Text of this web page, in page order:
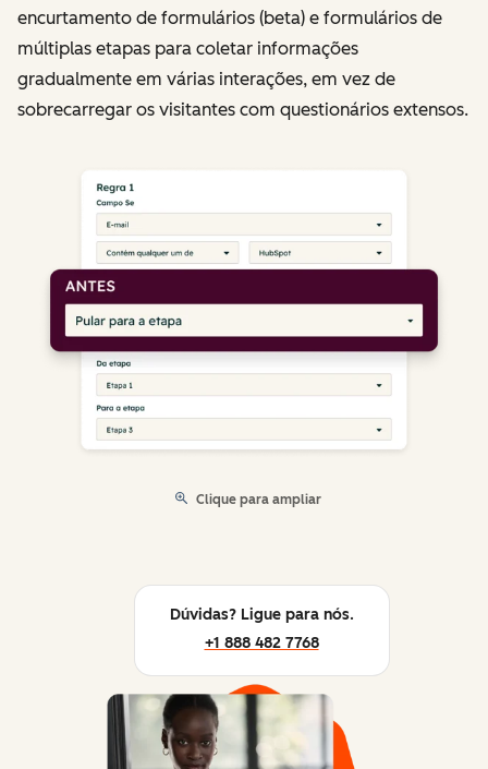
encurtamento de formulários (beta) e formulários de
múltiplas etapas para coletar informações
gradualmente em várias interações, em vez de
sobrecarregar os visitantes com questionários extensos.
Clique para ampliar
Dúvidas? Ligue para nós.
+1 888 482 7768